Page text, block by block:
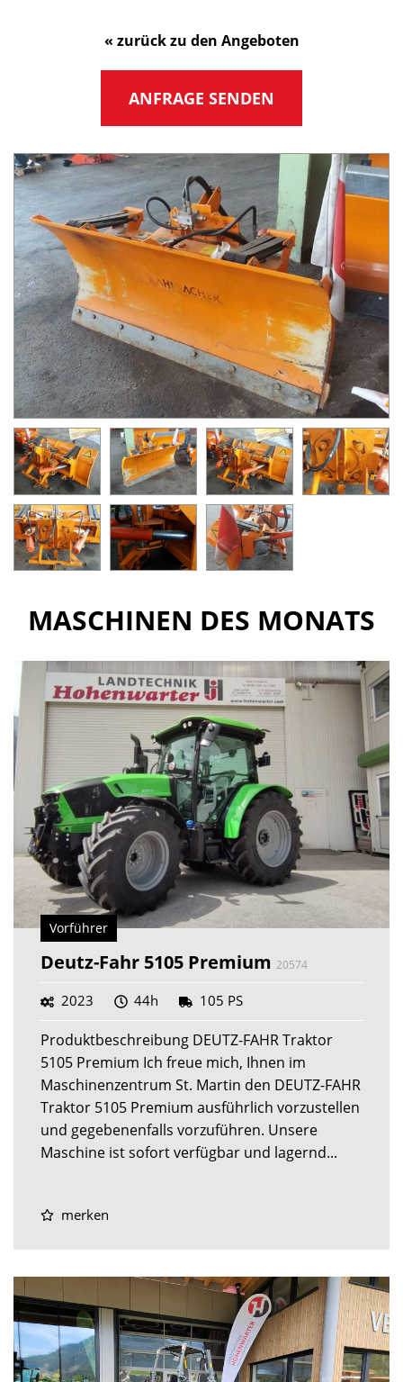
« zurück zu den Angeboten
ANFRAGE SENDEN
MASCHINEN DES MONATS
Vorführer
Deutz-Fahr 5105 Premium 20574
2023 44h 105 PS
Produktbeschreibung DEUTZ-FAHR Traktor
5105 Premium Ich freue mich, Ihnen im
Maschinenzentrum St. Martin den DEUTZ-FAHR
Traktor 5105 Premium ausführlich vorzustellen
und gegebenenfalls vorzuführen. Unsere
Maschine ist sofort verfügbar und lagernd...
merken